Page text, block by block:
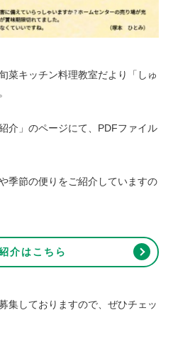
菜キッチン料理教室だより「しゅ
介」のページにて、PDFファイル
季節の便りをご紹介していますの
介はこちら
集しておりますので、ぜひチェッ